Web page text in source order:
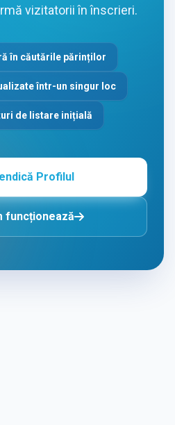
vizitatorii în înscrieri.
în căutările părinților
într-un singur loc
de listare inițială
Profilul
funcționează